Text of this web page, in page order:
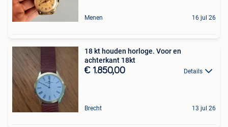
Menen 16 jul 26
18 kt houden horloge. Voor en
achterkant 18kt
€ 1.850,00 Details
Brecht 13 jul 26